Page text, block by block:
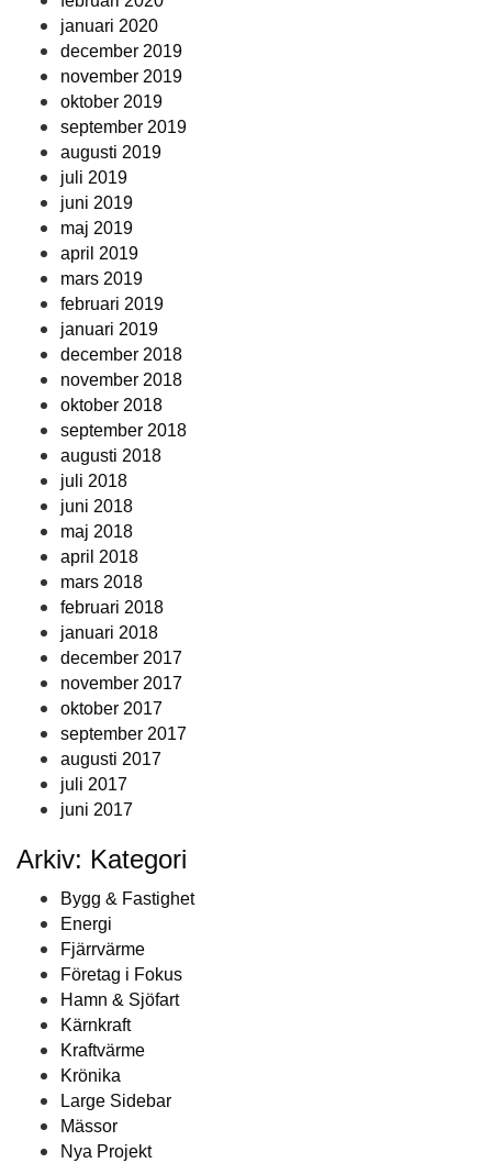
januari 2020
december 2019
november 2019
oktober 2019
september 2019
augusti 2019
juli 2019
juni 2019
maj 2019
april 2019
mars 2019
februari 2019
januari 2019
december 2018
november 2018
oktober 2018
september 2018
augusti 2018
juli 2018
juni 2018
maj 2018
april 2018
mars 2018
februari 2018
januari 2018
december 2017
november 2017
oktober 2017
september 2017
augusti 2017
juli 2017
juni 2017
Arkiv: Kategori
Bygg & Fastighet
Energi
Fjärrvärme
Företag i Fokus
Hamn & Sjöfart
Kärnkraft
Kraftvärme
Krönika
Large Sidebar
Mässor
Nya Projekt